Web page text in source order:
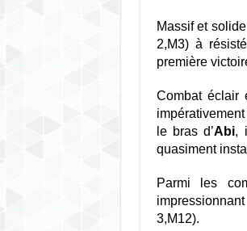
Massif et
2,M3) à
première
Combat
le bras d’Abi,
quasiment
Parmi les
impressionnant
3,M12).